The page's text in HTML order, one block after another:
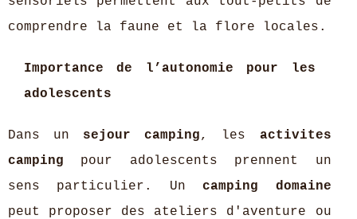
comprendre la faune et la flore locales.
Importance de l’autonomie pour les
adolescents
Dans un sejour camping, les activites
camping pour adolescents prennent un
sens particulier. Uncamping domaine
peut proposer des ateliers d'aventure ou